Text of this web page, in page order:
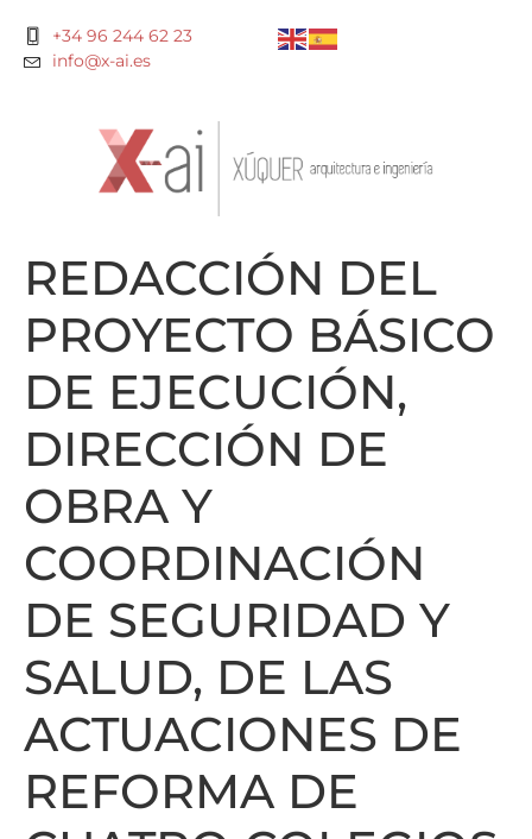
+34 96 244 62 23
info@x-ai.es
REDACCIÓN DEL
PROYECTO BÁSICO
DE EJECUCIÓN,
DIRECCIÓN DE
OBRA Y
COORDINACIÓN
DE SEGURIDAD Y
SALUD, DE LAS
ACTUACIONES DE
REFORMA DE